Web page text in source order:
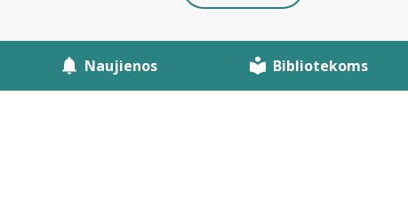
Naujienos Bibliotekoms